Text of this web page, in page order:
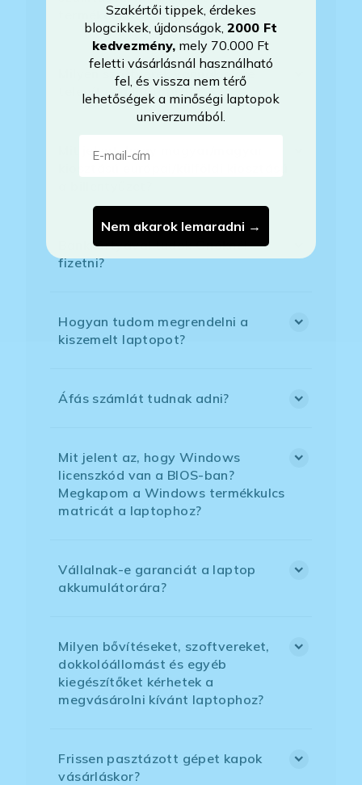
termékemet?
Milyen szoftverek vannak előre
telepítve a laptopra?
Mit jelent, hogy magyar/magyar
Bankkártyával tudok Önöknél
fizetni?
Hogyan tudom megrendelni a
kiszemelt laptopot?
Áfás számlát tudnak adni?
Mit jelent az, hogy Windows
licenszkód van a BIOS-ban?
Megkapom a Windows termékkulcs
matricát a laptophoz?
Vállalnak-e garanciát a laptop
akkumulátorára?
Milyen bővítéseket, szoftvereket,
dokkolóállomást és egyéb
kiegészítőket kérhetek a
megvásárolni kívánt laptophoz?
Frissen pasztázott gépet kapok
vásárláskor?
Szakértői tippek, érdekes
blogcikkek, újdonságok,2000 Ft
kedvezmény, mely 70.000 Ft
feletti vásárlásnál használható
fel, és vissza nem térő
lehetőségek a minőségi laptopok
univerzumából.
Nem akarok lemaradni →